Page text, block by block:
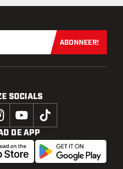
Schrijf je
ABONNEER!
SOCIALS
DE APP